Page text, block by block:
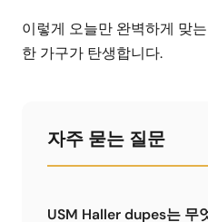
이렇게 오늘만 완벽하게 맞
한 가구가 탄생합니다.
자주 묻는 질문
USM Haller dupes는 무